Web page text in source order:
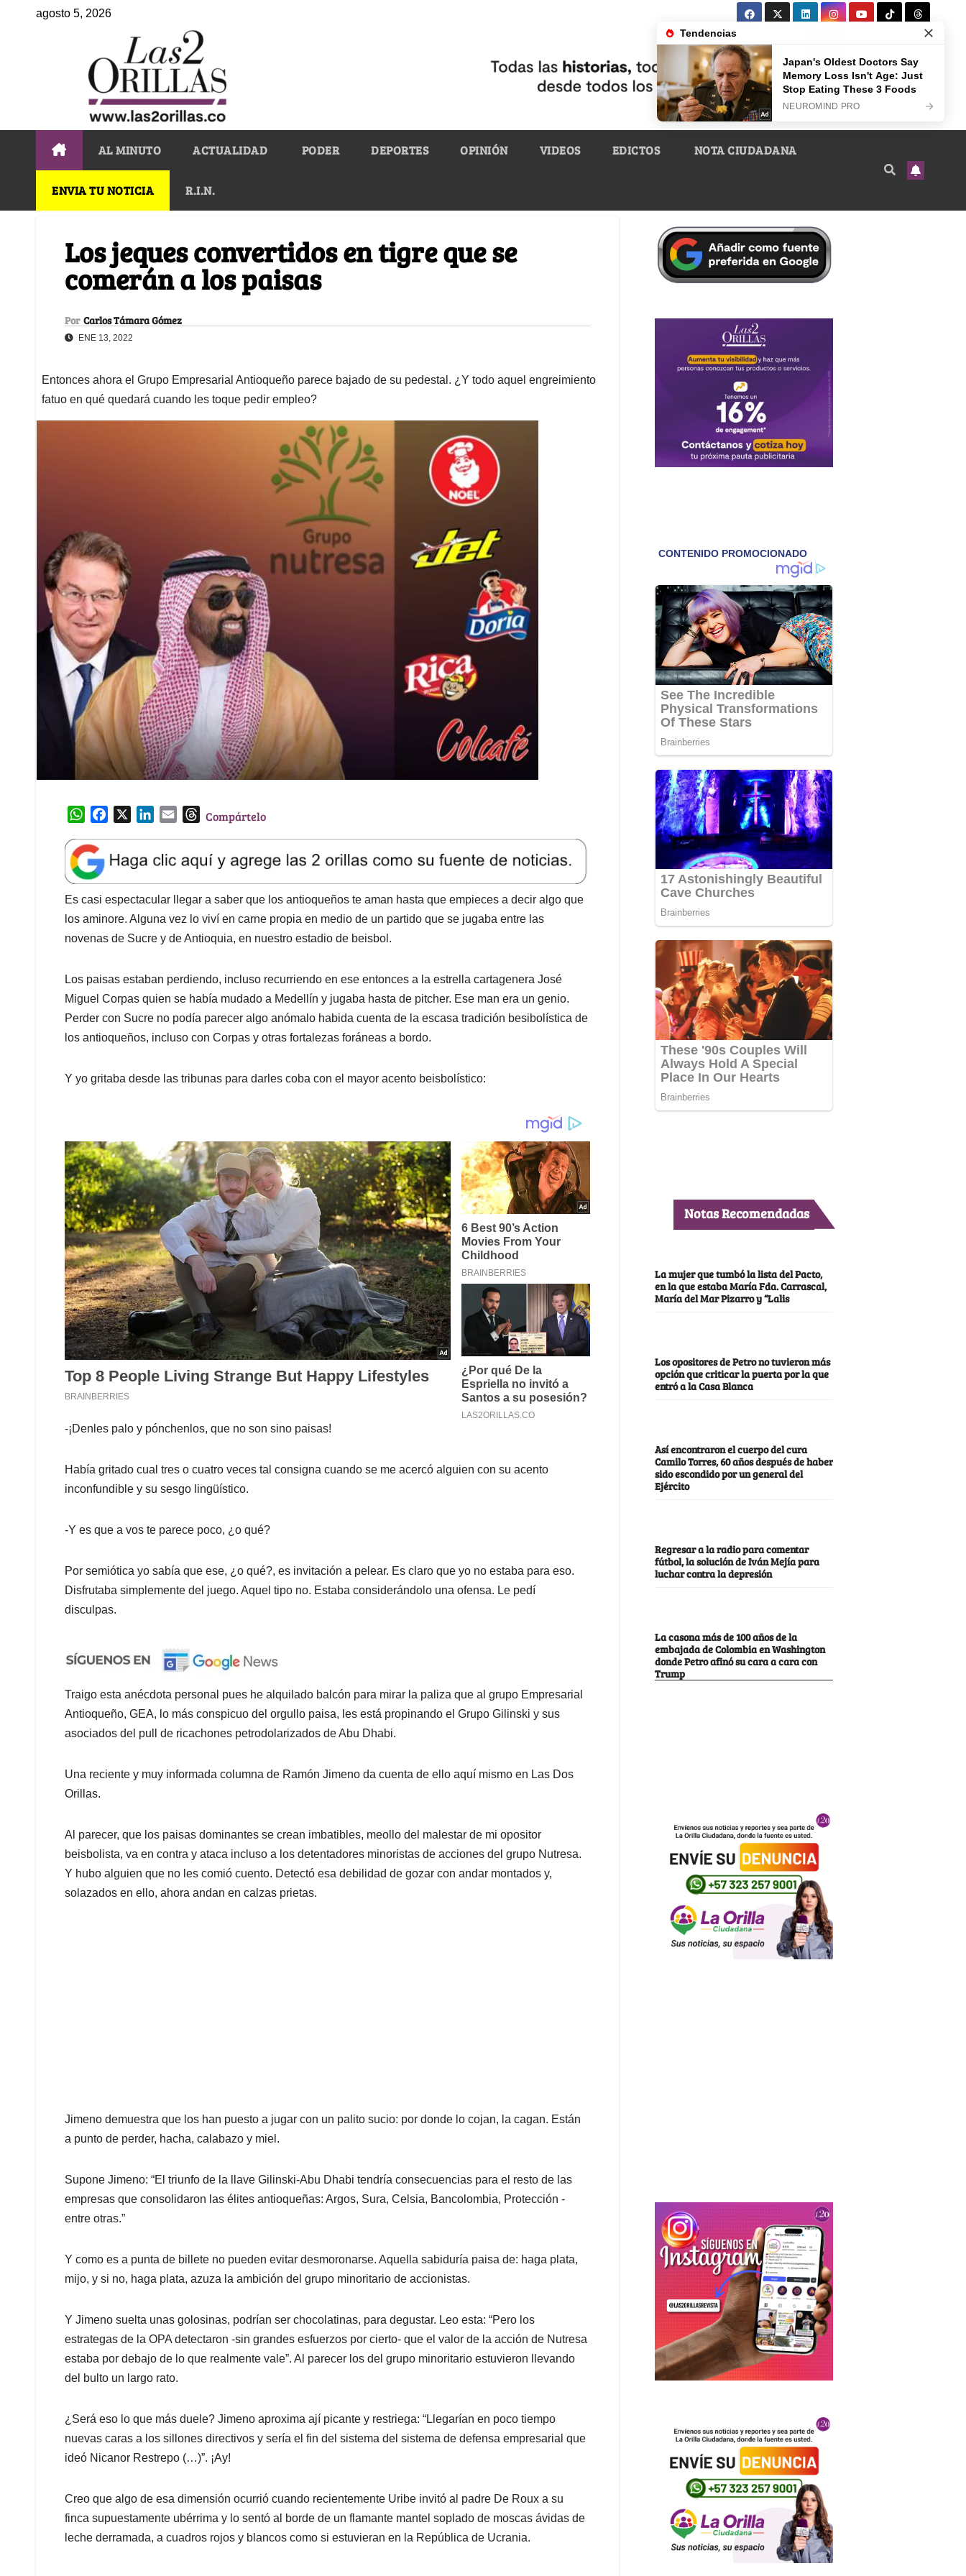
agosto 5, 2026
AL MINUTO ACTUALIDAD PODER DEPORTES OPINIÓN VIDEOS EDICTOS NOTA CIUDADANA
ENVIA TU NOTICIA R.I.N.
Los jeques convertidos en tigre que se
comerán a los paisas
Por Carlos Támara Gómez
ENE 13, 2022
Entonces ahora el Grupo Empresarial Antioqueño parece bajado de su pedestal. ¿Y todo aquel engreimiento
fatuo en qué quedará cuando les toque pedir empleo?
W
a
t
s
A
p
p
e
b
o
o
k
k
e
d
I
n
l
T
e
a
d
s
Compártelo
Es casi espectacular llegar a saber que los antioqueños te aman hasta que empieces a decir algo que
los aminore. Alguna vez lo viví en carne propia en medio de un partido que se jugaba entre las
novenas de Sucre y de Antioquia, en nuestro estadio de beisbol.
Los paisas estaban perdiendo, incluso recurriendo en ese entonces a la estrella cartagenera José
Miguel Corpas quien se había mudado a Medellín y jugaba hasta de pitcher. Ese man era un genio.
Perder con Sucre no podía parecer algo anómalo habida cuenta de la escasa tradición besibolística de
los antioqueños, incluso con Corpas y otras fortalezas foráneas a bordo.
Y yo gritaba desde las tribunas para darles coba con el mayor acento beisbolístico:
-¡Denles palo y pónchenlos, que no son sino paisas!
Había gritado cual tres o cuatro veces tal consigna cuando se me acercó alguien con su acento
inconfundible y su sesgo lingüístico.
-Y es que a vos te parece poco, ¿o qué?
Por semiótica yo sabía que ese, ¿o qué?, es invitación a pelear. Es claro que yo no estaba para eso.
Disfrutaba simplemente del juego. Aquel tipo no. Estaba considerándolo una ofensa. Le pedí
disculpas.
Traigo esta anécdota personal pues he alquilado balcón para mirar la paliza que al grupo Empresarial
Antioqueño, GEA, lo más conspicuo del orgullo paisa, les está propinando el Grupo Gilinski y sus
asociados del pull de ricachones petrodolarizados de Abu Dhabi.
Una reciente y muy informada columna de Ramón Jimeno da cuenta de ello aquí mismo en Las Dos
Orillas.
Al parecer, que los paisas dominantes se crean imbatibles, meollo del malestar de mi opositor
beisbolista, va en contra y ataca incluso a los detentadores minoristas de acciones del grupo Nutresa.
Y hubo alguien que no les comió cuento. Detectó esa debilidad de gozar con andar montados y,
solazados en ello, ahora andan en calzas prietas.
Jimeno demuestra que los han puesto a jugar con un palito sucio: por donde lo cojan, la cagan. Están
a punto de perder, hacha, calabazo y miel.
Supone Jimeno: “El triunfo de la llave Gilinski-Abu Dhabi tendría consecuencias para el resto de las
empresas que consolidaron las élites antioqueñas: Argos, Sura, Celsia, Bancolombia, Protección -
entre otras.”
Y como es a punta de billete no pueden evitar desmoronarse. Aquella sabiduría paisa de: haga plata,
mijo, y si no, haga plata, azuza la ambición del grupo minoritario de accionistas.
Y Jimeno suelta unas golosinas, podrían ser chocolatinas, para degustar. Leo esta: “Pero los
estrategas de la OPA detectaron -sin grandes esfuerzos por cierto- que el valor de la acción de Nutresa
estaba por debajo de lo que realmente vale”. Al parecer los del grupo minoritario estuvieron llevando
del bulto un largo rato.
¿Será eso lo que más duele? Jimeno aproxima ají picante y restriega: “Llegarían en poco tiempo
nuevas caras a los sillones directivos y sería el fin del sistema del sistema de defensa empresarial que
ideó Nicanor Restrepo (…)”. ¡Ay!
Creo que algo de esa dimensión ocurrió cuando recientemente Uribe invitó al padre De Roux a su
finca supuestamente ubérrima y lo sentó al borde de un flamante mantel soplado de moscas ávidas de
leche derramada, a cuadros rojos y blancos como si estuvieran en la República de Ucrania.
Notas Recomendadas
La mujer que tumbó la lista del Pacto,
en la que estaba María Fda. Carrascal,
María del Mar Pizarro y “Lalis
Los opositores de Petro no tuvieron más
opción que criticar la puerta por la que
entró a la Casa Blanca
Así encontraron el cuerpo del cura
Camilo Torres, 60 años después de haber
sido escondido por un general del
Ejército
Regresar a la radio para comentar
fútbol, la solución de Iván Mejía para
luchar contra la depresión
La casona más de 100 años de la
embajada de Colombia en Washington
donde Petro afinó su cara a cara con
Trump